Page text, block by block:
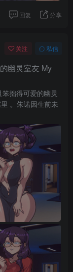
回复 分享
关注 私信
幽灵室友 My
拙得可爱的幽灵
。朱诺因生前未